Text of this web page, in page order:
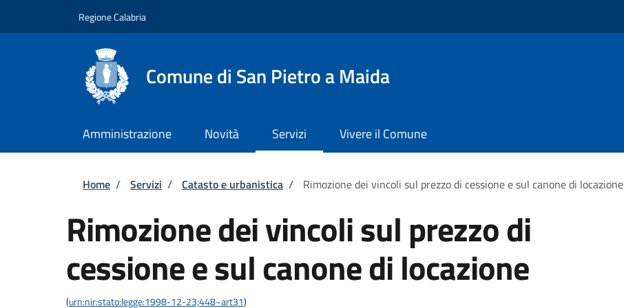
Regione Calabria
Comune di San Pietro a Maida
Amministrazione Novità Servizi Vivere il Comune
Briciole di pane
Home / Servizi / Catasto e urbanistica / Rimozione dei vincoli sul prezzo di cessione e sul canone di locazione
Rimozione dei vincoli sul prezzo di
cessione e sul canone di locazione
(urn:nir:stato:legge:1998-12-23;448~art31)